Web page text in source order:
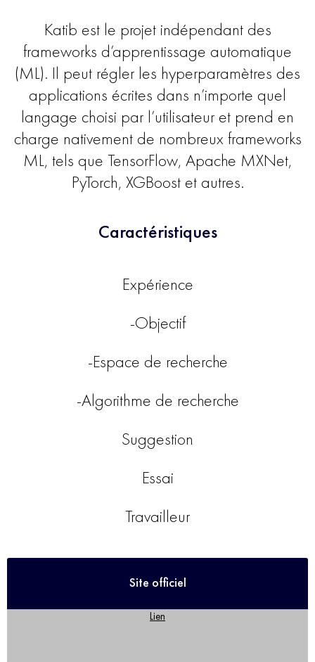
Katib est le projet indépendant des
frameworks d’apprentissage automatique
(ML). Il peut régler les hyperparamètres des
applications écrites dans n’importe quel
langage choisi par l’utilisateur et prend en
charge nativement de nombreux frameworks
ML, tels que TensorFlow, Apache MXNet,
PyTorch, XGBoost et autres.
Caractéristiques
Expérience
-Objectif
-Espace de recherche
-Algorithme de recherche
Suggestion
Essai
Travailleur
Site officiel
Lien